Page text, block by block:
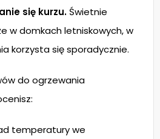
się kurzu. Świetnie
w domkach letniskowych, w
korzysta się sporadycznie.
do ogrzewania
temperatury we